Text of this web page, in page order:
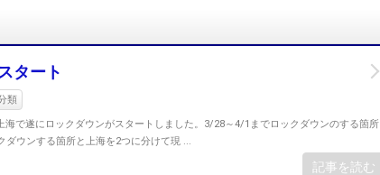
タート
類
海で遂にロックダウンがスタートしました。3/28～4/1までロックダウンのする箇所
ダウンする箇所と上海を2つに分けて現 ...
記事を読む